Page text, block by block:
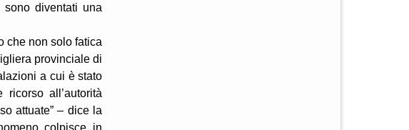
diventati una
che non solo fatica
provinciale di
a cui è stato
all’autorità
attuate” – dice la
colpisce in